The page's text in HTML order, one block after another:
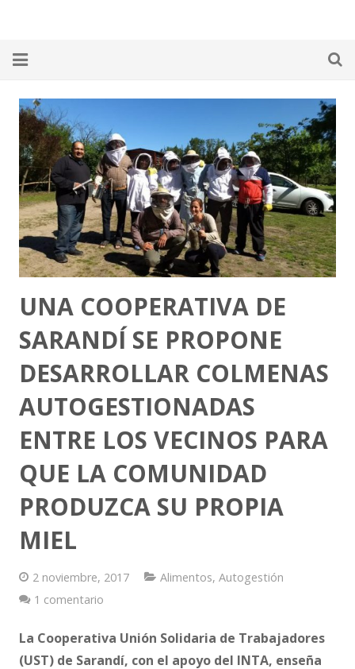
Home
¿Qué es la RED PP?
Alimentos
Ambiente
Autogestión
Energía
Economía
Vivienda
UNA COOPERATIVA DE
SARANDÍ SE PROPONE
DESARROLLAR COLMENAS
AUTOGESTIONADAS
ENTRE LOS VECINOS PARA
QUE LA COMUNIDAD
PRODUZCA SU PROPIA
MIEL
2 noviembre, 2017 Alimentos, Autogestión
1 comentario
La Cooperativa Unión Solidaria de Trabajadores
(UST) de Sarandí, con el apoyo del INTA, enseña